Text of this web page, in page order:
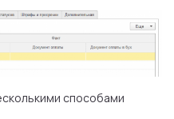
способами